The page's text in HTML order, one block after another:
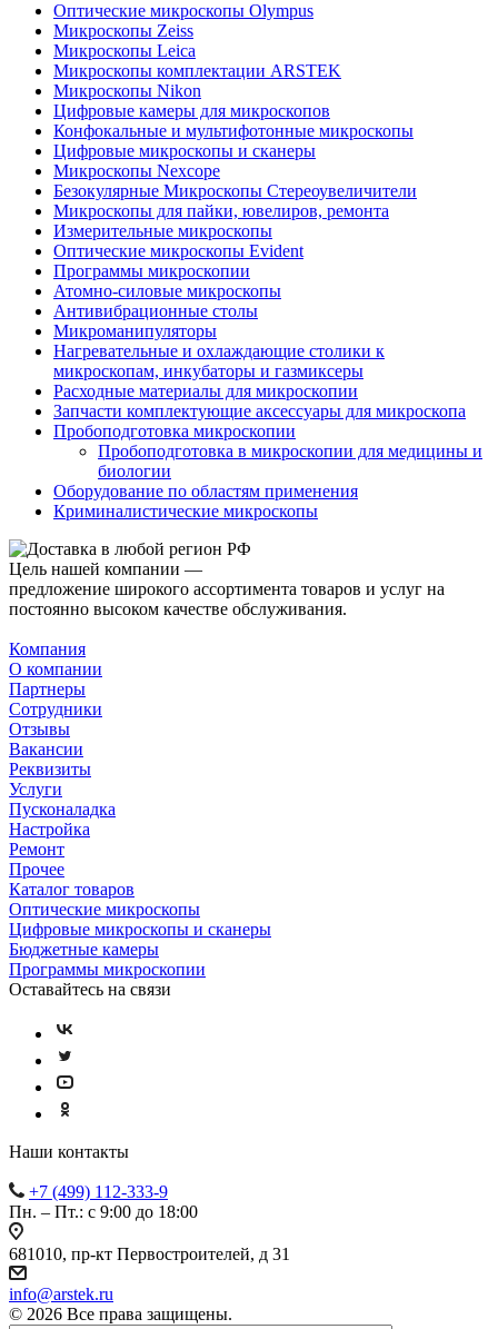
Оптические микроскопы Olympus
Микроскопы Zeiss
Микроскопы Leica
Микроскопы комплектации ARSTEK
Микроскопы Nikon
Цифровые камеры для микроскопов
Конфокальные и мультифотонные микроскопы
Цифровые микроскопы и сканеры
Микроскопы Nexcope
Безокулярные Микроскопы Стереоувеличители
Микроскопы для пайки, ювелиров, ремонта
Измерительные микроскопы
Оптические микроскопы Evident
Программы микроскопии
Атомно-силовые микроскопы
Антивибрационные столы
Микроманипуляторы
Нагревательные и охлаждающие столики к
микроскопам, инкубаторы и газмиксеры
Расходные материалы для микроскопии
Запчасти комплектующие аксессуары для микроскопа
Пробоподготовка микроскопии
Пробоподготовка в микроскопии для медицины и
биологии
Оборудование по областям применения
Криминалистические микроскопы
Цель нашей компании —
предложение широкого ассортимента товаров и услуг на
постоянно высоком качестве обслуживания.
Компания
О компании
Партнеры
Сотрудники
Отзывы
Вакансии
Реквизиты
Услуги
Пусконаладка
Настройка
Ремонт
Прочее
Каталог товаров
Оптические микроскопы
Цифровые микроскопы и сканеры
Бюджетные камеры
Программы микроскопии
Оставайтесь на связи
Наши контакты
+7 (499) 112-333-9
Пн. – Пт.: с 9:00 до 18:00
681010, пр-кт Первостроителей, д 31
info@arstek.ru
© 2026 Все права защищены.